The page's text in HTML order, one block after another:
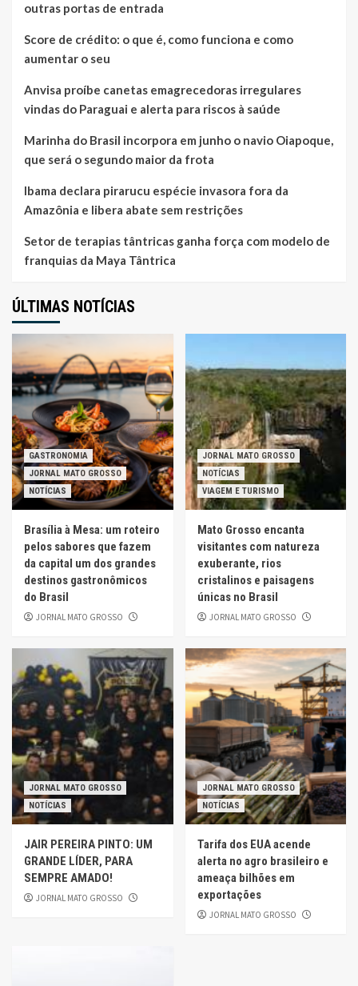
outras portas de entrada
Score de crédito: o que é, como funciona e como
aumentar o seu
Anvisa proíbe canetas emagrecedoras irregulares
vindas do Paraguai e alerta para riscos à saúde
Marinha do Brasil incorpora em junho o navio Oiapoque,
que será o segundo maior da frota
Ibama declara pirarucu espécie invasora fora da
Amazônia e libera abate sem restrições
Setor de terapias tântricas ganha força com modelo de
franquias da Maya Tântrica
ÚLTIMAS NOTÍCIAS
GASTRONOMIA
JORNAL MATO GROSSO
NOTÍCIAS
Brasília à Mesa: um roteiro
pelos sabores que fazem
da capital um dos grandes
destinos gastronômicos
do Brasil
JORNAL MATO GROSSO
JORNAL MATO GROSSO
NOTÍCIAS
VIAGEM E TURISMO
Mato Grosso encanta
visitantes com natureza
exuberante, rios
cristalinos e paisagens
únicas no Brasil
JORNAL MATO GROSSO
JORNAL MATO GROSSO
NOTÍCIAS
JAIR PEREIRA PINTO: UM
GRANDE LÍDER, PARA
SEMPRE AMADO!
JORNAL MATO GROSSO
JORNAL MATO GROSSO
NOTÍCIAS
Tarifa dos EUA acende
alerta no agro brasileiro e
ameaça bilhões em
exportações
JORNAL MATO GROSSO